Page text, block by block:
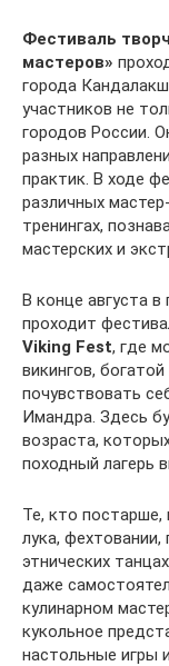
Фестиваль
мастеров»
города
участников не
городов России.
разных
практик. В ходе
различных
тренингах,
мастерских и
В конце августа в
проходит
Viking Fest, где
викингов,
почувствовать
Имандра. Здесь
возраста,
походный лагерь
Те, кто постарше,
лука,
этнических
даже
кулинарном
кукольное
настольные игры